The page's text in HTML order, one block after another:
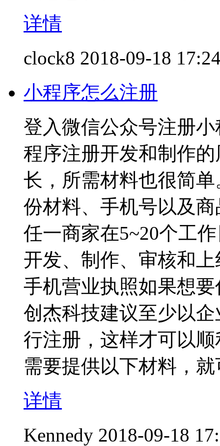
详情
clock8 2018-09-18
小程序怎么注册
登入微信公众号注册
程序注册开发和制作
长，所需材料也很简
份材料、手机号以及
任一商家在5~20个工
开发、制作、审核和
手机营业执照如果想
创杰科技建议至少以
行注册，这样才可以
需要提供以下材料，
详情
Kennedy 2018-09-18